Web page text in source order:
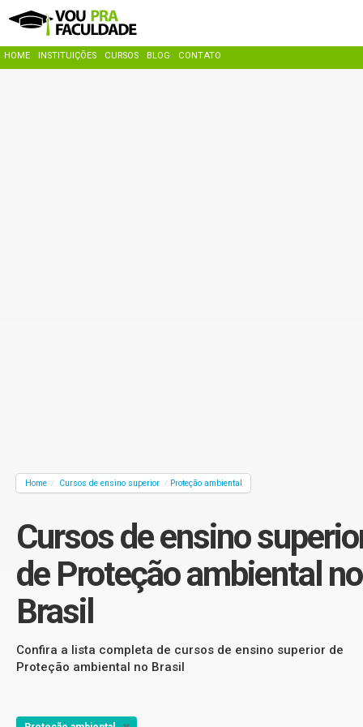
HOME INSTITUIÇÕES CURSOS BLOG CONTATO
Home / Cursos de ensino superior / Proteção ambiental
Cursos de ensino
de Proteção ambiental no
Brasil
Confira a lista completa de cursos de ensino superior de
Proteção ambiental no Brasil